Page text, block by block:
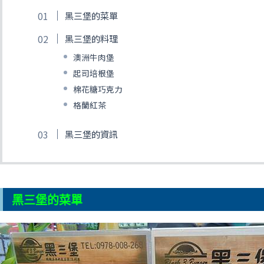
黑三堡的菜單
黑三堡的料理
澳洲牛肉堡
起司培根堡
棉花糖巧克力
格蘭紅茶
黑三堡的資訊
黑三堡的菜單